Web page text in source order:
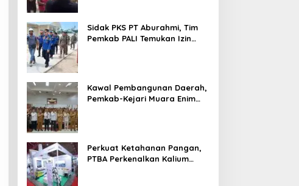
Sidak PKS PT Aburahmi, Tim
Pemkab PALI Temukan Izin
Kawal Pembangunan Daerah,
Pemkab-Kejari Muara Enim
Perkuat Ketahanan Pangan,
PTBA Perkenalkan Kalium